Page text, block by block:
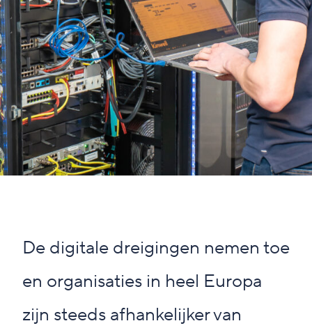
De digitale dreigingen nemen toe
en organisaties in heel Europa
zijn steeds afhankelijker van